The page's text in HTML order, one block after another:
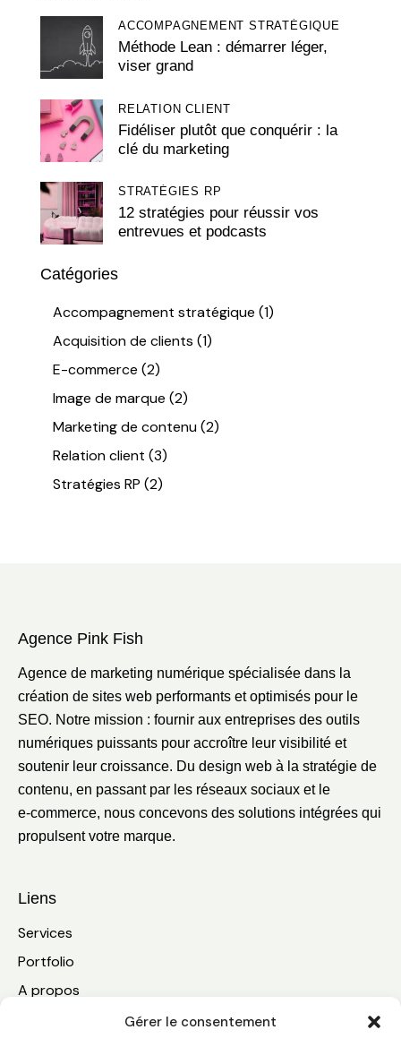
Gérer le consentement
ACCOMPAGNEMENT STRATÉGIQUE
Méthode Lean : démarrer léger,
viser grand
RELATION CLIENT
Fidéliser plutôt que conquérir : la
clé du marketing
STRATÉGIES RP
12 stratégies pour réussir vos
entrevues et podcasts
Catégories
Accompagnement stratégique (1)
Acquisition de clients (1)
E-commerce (2)
Image de marque (2)
Marketing de contenu(2)
Relation client (3)
Stratégies RP (2)
Agence Pink Fish
Agence de marketing numérique spécialisée dans la
création de sites web performants et optimisés pour le
SEO. Notre mission : fournir aux entreprises des outils
numériques puissants pour accroître leur visibilité et
soutenir leur croissance. Du design web à la stratégie de
contenu, en passant par les réseaux sociaux et le
e‑commerce, nous concevons des solutions intégrées qui
propulsent votre marque.
Liens
Services
Portfolio
A propos